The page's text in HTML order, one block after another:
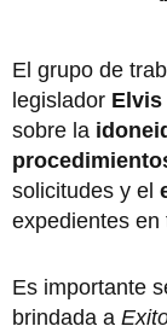
El grupo de
legislador Elvis
sobre la
solicitudes y el
expedientes en
Es importante
brindada a